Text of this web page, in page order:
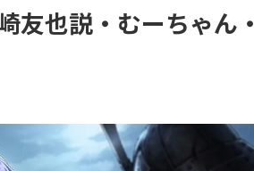
友也説・むーちゃん・